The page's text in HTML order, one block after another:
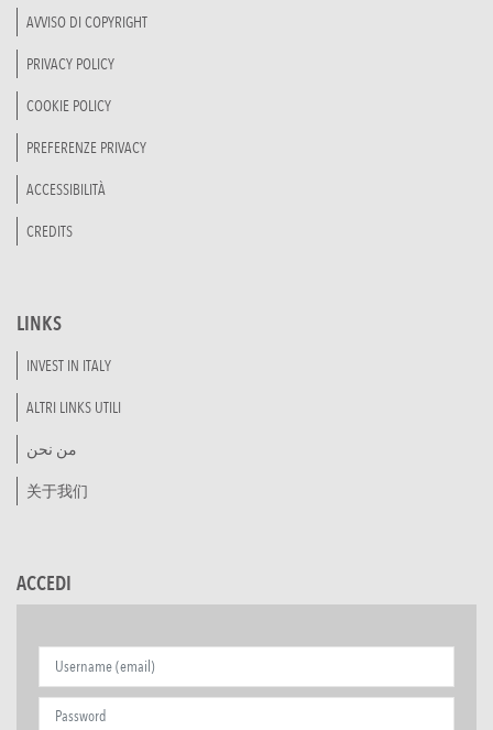
AVVISO DI COPYRIGHT
PRIVACY POLICY
COOKIE POLICY
PREFERENZE PRIVACY
ACCESSIBILITÀ
CREDITS
LINKS
INVEST IN ITALY
ALTRI LINKS UTILI
من نحن
关于我们
ACCEDI